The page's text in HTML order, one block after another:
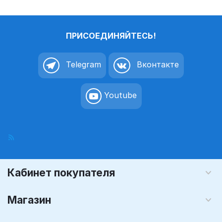
ПРИСОЕДИНЯЙТЕСЬ!
Telegram Вконтакте
Youtube
Кабинет покупателя
Магазин